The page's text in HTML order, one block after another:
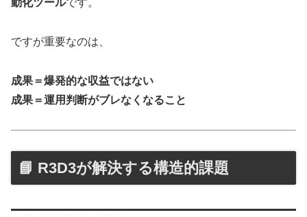
動化ツールです。
ですが重要なのは、
成果＝爆発的な収益ではない
成果＝運用判断がブレなくなること
📘 R3D3が解決する構造的課題